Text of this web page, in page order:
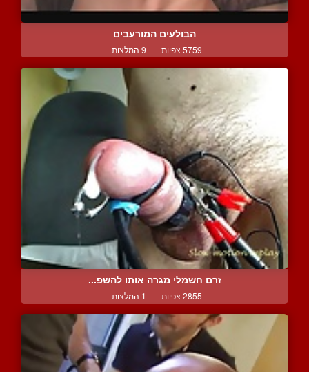
הבולעים המורעבים
5759 צפיות | 9 המלצות
זרם חשמלי מגרה אותו להשפ...
2855 צפיות | 1 המלצות